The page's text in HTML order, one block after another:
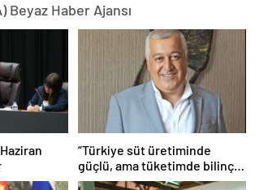
Beyaz Haber Ajansı
“Türkiye süt üretiminde
güçlü, ama tüketimde bilinç
şart”